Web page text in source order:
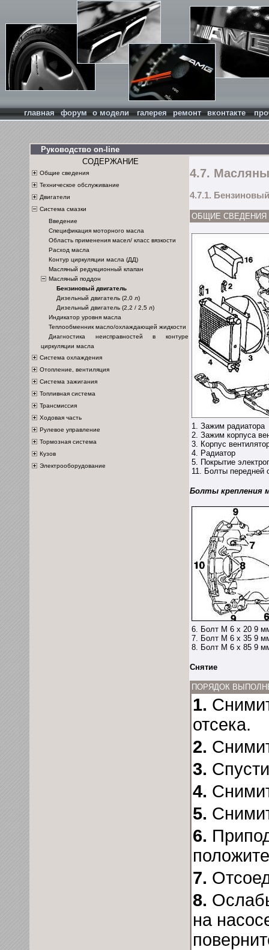
главная форум о модели галерея ремонт вконтакте
Руководство on-line
СОДЕРЖАНИЕ
Общие сведения
Техническое обслуживание
Двигатели
Система смазки
Введение
Спецификация моторного масла
Область применения масел/ класс вязкости
Расход масла
Контур циркуляции масла (ДД)
Масляный редукционный клапан
Масляный поддон
Бензиновый двигатель
Дизельный двигатель (2,0 л)
Дизельный двигатель (2,2 / 2,5 л)
Индикатор уровня масла
Теплообменник масло/охлаждающей жидкости
Диагностика неисправностей в контуре
циркуляции масла
Система охлаждения
Отопление, вентиляция
Система зажигания
Топливная система
Трансмиссия
Ходовая часть
Рулевое управление
Тормозная система
Кузов
Электрооборудование
4.7.
4.7.1.
ОБЩИЕ СВЕДЕНИЯ
1. Зажим радиатора
2. Зажим корпуса
3. Корпус
4. Радиатор
5. Покрытие
11. Болты передней
Болты крепления
6. Болт М 6 х 20 9
7. Болт М 6 х 35 9
8. Болт М 6 х 85 9
Снятие
ПОРЯДОК
1.
отсека.
2.
3.
4.
5.
6.
7.
8.
на